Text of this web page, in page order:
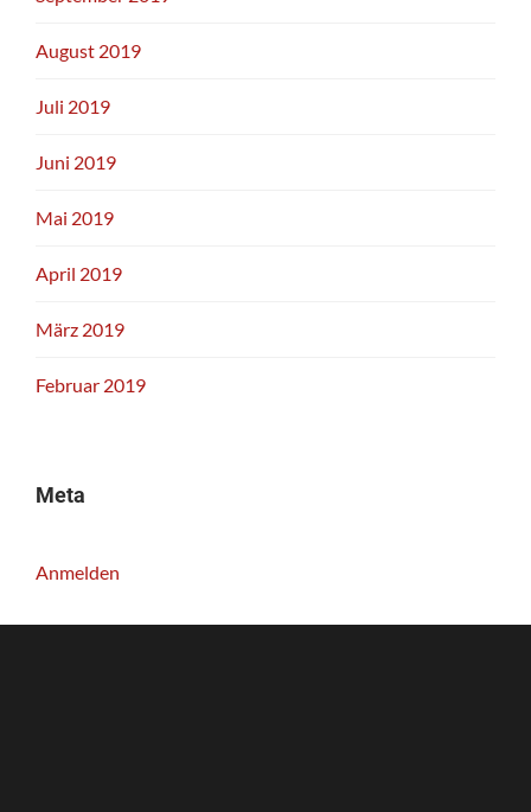
August 2019
Juli 2019
Juni 2019
Mai 2019
April 2019
März 2019
Februar 2019
Meta
Anmelden